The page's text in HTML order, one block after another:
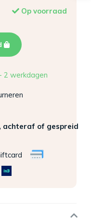
Op voorraad
2 werkdagen
achteraf of gespreid